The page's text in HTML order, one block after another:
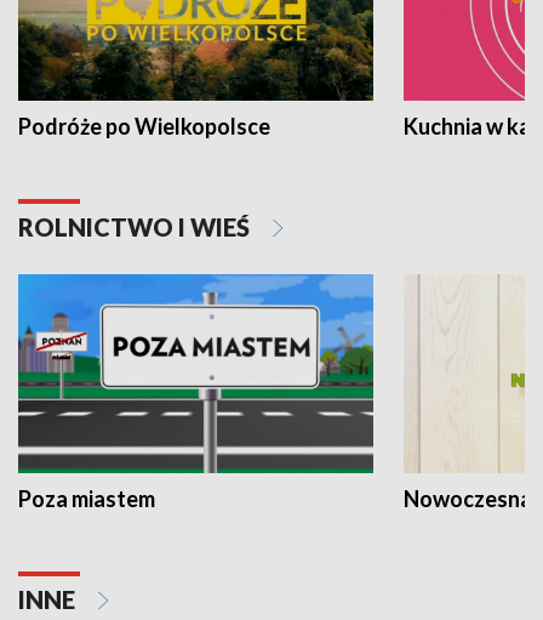
Podróże po Wielkopolsce Kuchnia w
ROLNICTWO I WIEŚ
Poza miastem Nowoczesna
INNE